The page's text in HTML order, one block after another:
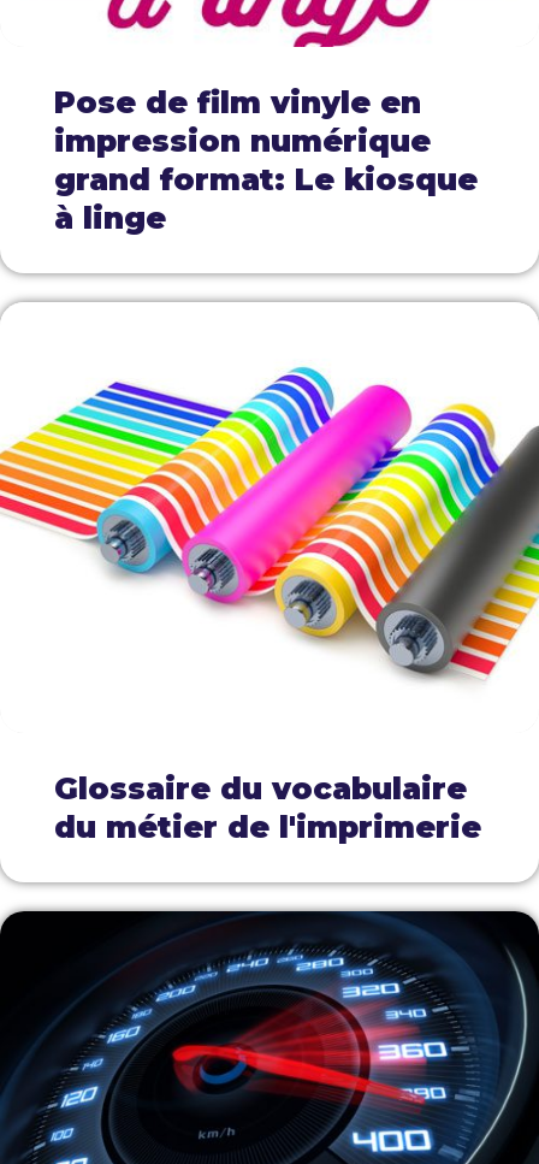
Pose de film vinyle en
impression numérique
grand format: Le kiosque
à linge
Glossaire du vocabulaire
du métier de l'imprimerie